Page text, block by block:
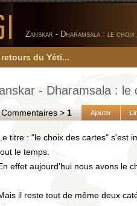
Zanskar - Dharamsala : le
du Yéti...
- Dharamsala : le
>1 Ajouter
titre : "le choix des cartes" s'est
le temps.
effet aujourd'hui nous avons le
il reste tout de même deux